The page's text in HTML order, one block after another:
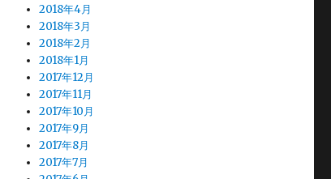
2018年4月
2018年3月
2018年2月
2018年1月
2017年12月
2017年11月
2017年10月
2017年9月
2017年8月
2017年7月